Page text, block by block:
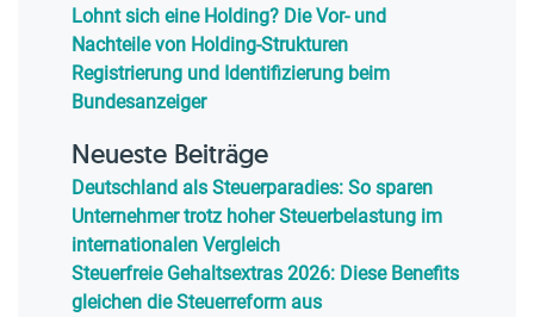
Lohnt sich eine Holding? Die Vor- und
Nachteile von Holding-Strukturen
Registrierung und Identifizierung beim
Bundesanzeiger
Neueste Beiträge
Deutschland als Steuerparadies: So sparen
Unternehmer trotz hoher Steuerbelastung im
internationalen Vergleich
Steuerfreie Gehaltsextras 2026: Diese Benefits
gleichen die Steuerreform aus